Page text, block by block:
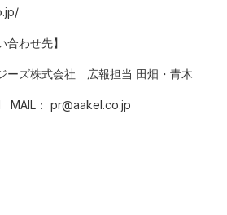
合わせ先】
ーズ株式会社 広報担当 田畑・青木
MAIL：pr@aakel.co.jp